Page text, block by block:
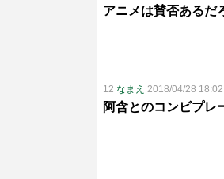
アニメは賛否あるだ
12 なまえ 2018/04/28
阿含とのコンビプレ